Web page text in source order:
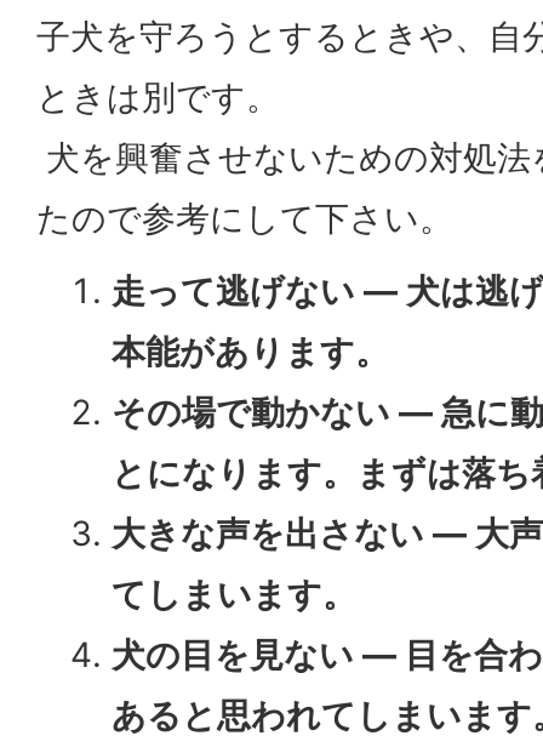
子犬を守ろうとするときや、自
ときは別です。
犬を興奮させないための対処
たので参考にして下さい。
走って逃げない ― 犬は逃
本能があります。
その場で動かない ― 急に
とになります。まずは落
大きな声を出さない ― 大
てしまいます。
犬の目を見ない ― 目を合
あると思われてしまいます